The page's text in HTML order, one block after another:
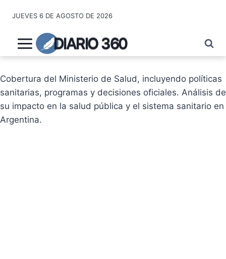
contenido
JUEVES 6 DE AGOSTO DE 2026
DIARIO 360
Cobertura del Ministerio de Salud, incluyendo políticas
sanitarias, programas y decisiones oficiales. Análisis de
su impacto en la salud pública y el sistema sanitario en
Argentina.